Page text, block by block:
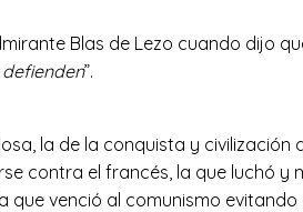
Blas de Lezo cuando dijo
”.
la de la conquista y civilización
contra el francés, la que luchó y
que venció al comunismo evitando